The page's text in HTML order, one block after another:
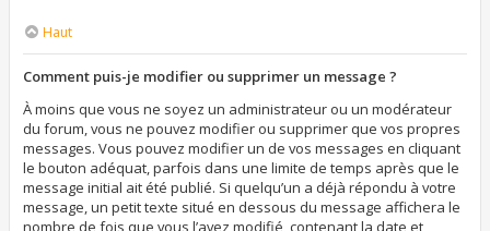
Haut
Comment puis-je modifier ou supprimer un message ?
À moins que vous ne soyez un administrateur ou un modérateur
du forum, vous ne pouvez modifier ou supprimer que vos propres
messages. Vous pouvez modifier un de vos messages en cliquant
le bouton adéquat, parfois dans une limite de temps après que le
message initial ait été publié. Si quelqu’un a déjà répondu à votre
message, un petit texte situé en dessous du message affichera le
nombre de fois que vous l’avez modifié, contenant la date et